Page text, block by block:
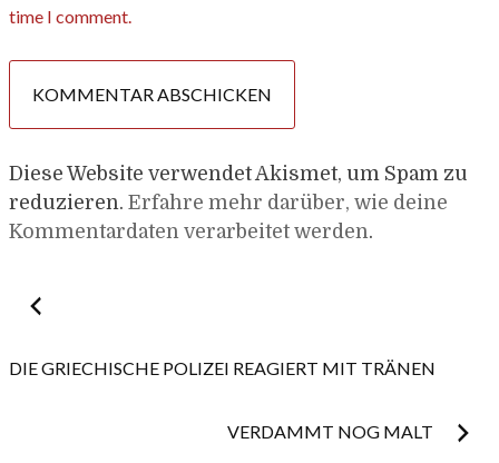
time I comment.
Diese Website verwendet Akismet, um Spam zu
reduzieren. Erfahre mehr darüber, wie deine
Kommentardaten verarbeitet werden.
Post
navigation
DIE GRIECHISCHE POLIZEI REAGIERT MIT TRÄNEN
VERDAMMT NOG MALT